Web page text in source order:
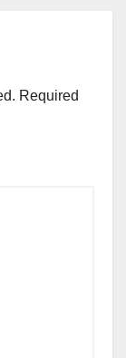
Required